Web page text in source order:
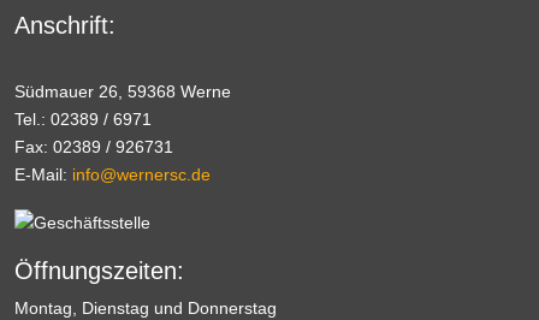
Anschrift:
Südmauer 26, 59368 Werne
Tel.: 02389 / 6971
Fax: 02389 / 926731
E-Mail: info@wernersc.de
Öffnungszeiten:
Montag, Dienstag und Donnerstag